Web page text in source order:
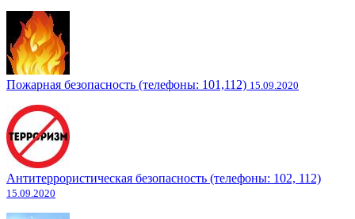
Пожарная безопасность (телефоны: 101,112) 15.09.2020
Антитеррористическая безопасность (телефоны: 102, 112)
15.09.2020